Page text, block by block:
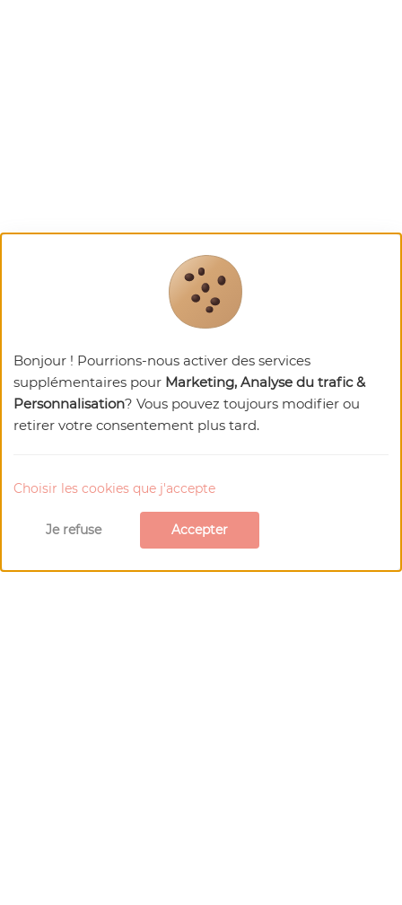
Bonjour ! Pourrions-nous activer des services
supplémentaires pour Marketing, Analyse du trafic &
Personnalisation? Vous pouvez toujours modifier ou
retirer votre consentement plus tard.
Choisir les cookies que j'accepte
Je refuse Accepter